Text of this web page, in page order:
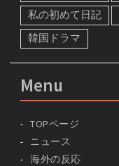
私の初めて日記
韓国ドラマ
Menu
TOPページ
ニュース
海外の反応